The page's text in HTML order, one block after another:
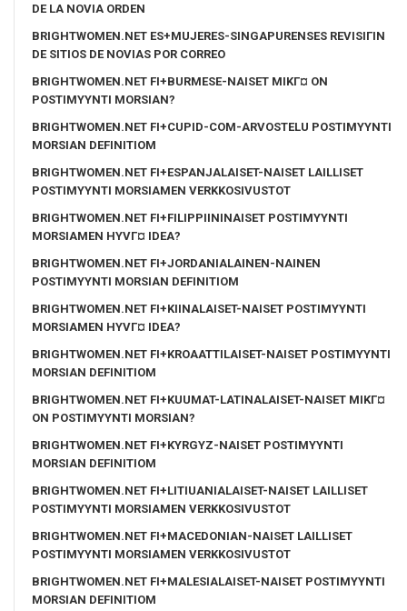
DE LA NOVIA ORDEN
BRIGHTWOMEN.NET ES+MUJERES-SINGAPURENSES REVISIГІN
DE SITIOS DE NOVIAS POR CORREO
BRIGHTWOMEN.NET FI+BURMESE-NAISET MIKГ¤ ON
POSTIMYYNTI MORSIAN?
BRIGHTWOMEN.NET FI+CUPID-COM-ARVOSTELU POSTIMYYNTI
MORSIAN DEFINITIOM
BRIGHTWOMEN.NET FI+ESPANJALAISET-NAISET LAILLISET
POSTIMYYNTI MORSIAMEN VERKKOSIVUSTOT
BRIGHTWOMEN.NET FI+FILIPPIININAISET POSTIMYYNTI
MORSIAMEN HYVГ¤ IDEA?
BRIGHTWOMEN.NET FI+JORDANIALAINEN-NAINEN
POSTIMYYNTI MORSIAN DEFINITIOM
BRIGHTWOMEN.NET FI+KIINALAISET-NAISET POSTIMYYNTI
MORSIAMEN HYVГ¤ IDEA?
BRIGHTWOMEN.NET FI+KROAATTILAISET-NAISET POSTIMYYNTI
MORSIAN DEFINITIOM
BRIGHTWOMEN.NET FI+KUUMAT-LATINALAISET-NAISET MIKГ¤
ON POSTIMYYNTI MORSIAN?
BRIGHTWOMEN.NET FI+KYRGYZ-NAISET POSTIMYYNTI
MORSIAN DEFINITIOM
BRIGHTWOMEN.NET FI+LITIUANIALAISET-NAISET LAILLISET
POSTIMYYNTI MORSIAMEN VERKKOSIVUSTOT
BRIGHTWOMEN.NET FI+MACEDONIAN-NAISET LAILLISET
POSTIMYYNTI MORSIAMEN VERKKOSIVUSTOT
BRIGHTWOMEN.NET FI+MALESIALAISET-NAISET POSTIMYYNTI
MORSIAN DEFINITIOM